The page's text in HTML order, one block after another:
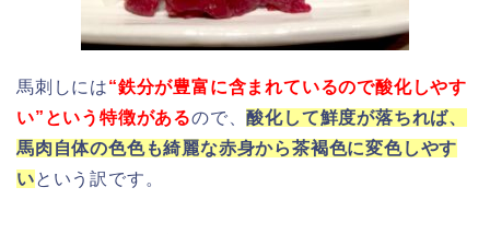
馬刺しには“鉄分が豊富に含まれているので酸化しやす
い” という特徴があるので、酸化して鮮度が落ちれば、
馬肉自体の色色も綺麗な赤身から茶褐色に変色しやす
いという訳です。